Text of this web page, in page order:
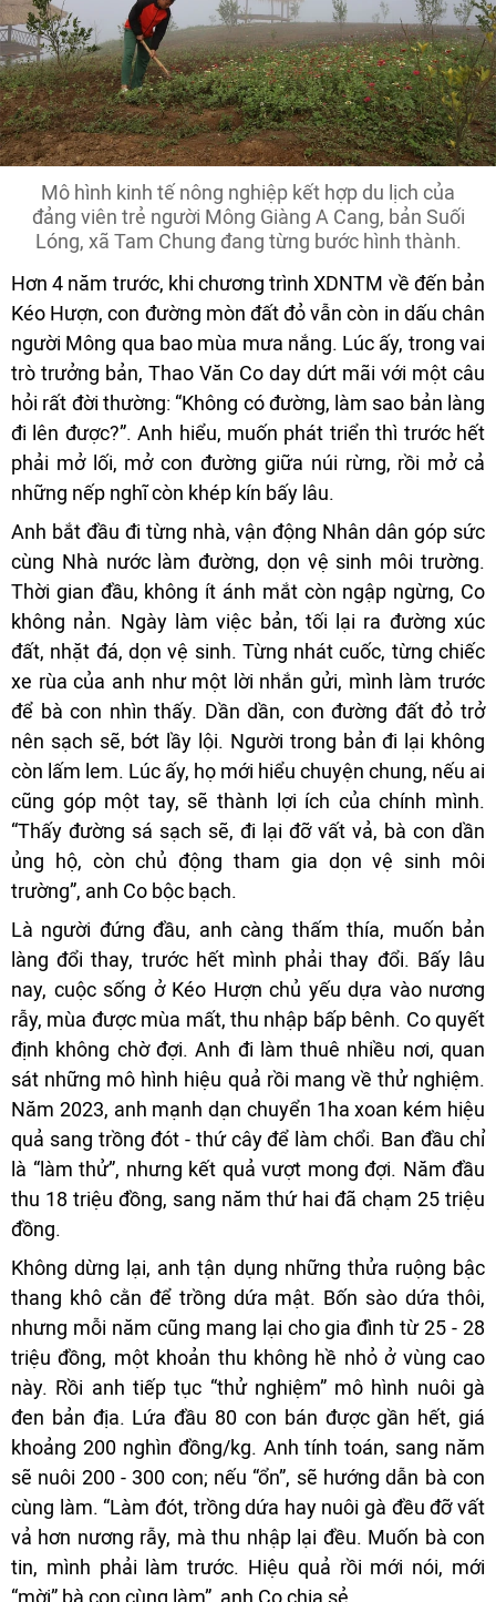
Mô hình kinh tế nông nghiệp kết hợp du lịch của
đảng viên trẻ người Mông Giàng A Cang, bản Suối
Lóng, xã Tam Chung đang từng bước hình thành.
Hơn 4 năm trước, khi chương trình XDNTM về đến bản
Kéo Hượn, con đường mòn đất đỏ vẫn còn in dấu chân
người Mông qua bao mùa mưa nắng. Lúc ấy, trong vai
trò trưởng bản, Thao Văn Co day dứt mãi với một câu
hỏi rất đời thường: “Không có đường, làm sao bản làng
đi lên được?”. Anh hiểu, muốn phát triển thì trước hết
phải mở lối, mở con đường giữa núi rừng, rồi mở cả
những nếp nghĩ còn khép kín bấy lâu.
Anh bắt đầu đi từng nhà, vận động Nhân dân góp sức
cùng Nhà nước làm đường, dọn vệ sinh môi trường.
Thời gian đầu, không ít ánh mắt còn ngập ngừng, Co
không nản. Ngày làm việc bản, tối lại ra đường xúc
đất, nhặt đá, dọn vệ sinh. Từng nhát cuốc, từng chiếc
xe rùa của anh như một lời nhắn gửi, mình làm trước
để bà con nhìn thấy. Dần dần, con đường đất đỏ trở
nên sạch sẽ, bớt lầy lội. Người trong bản đi lại không
còn lấm lem. Lúc ấy, họ mới hiểu chuyện chung, nếu ai
cũng góp một tay, sẽ thành lợi ích của chính mình.
“Thấy đường sá sạch sẽ, đi lại đỡ vất vả, bà con dần
ủng hộ, còn chủ động tham gia dọn vệ sinh môi
trường”, anh Co bộc bạch.
Là người đứng đầu, anh càng thấm thía, muốn bản
làng đổi thay, trước hết mình phải thay đổi. Bấy lâu
nay, cuộc sống ở Kéo Hượn chủ yếu dựa vào nương
rẫy, mùa được mùa mất, thu nhập bấp bênh. Co quyết
định không chờ đợi. Anh đi làm thuê nhiều nơi, quan
sát những mô hình hiệu quả rồi mang về thử nghiệm.
Năm 2023, anh mạnh dạn chuyển 1ha xoan kém hiệu
quả sang trồng đót - thứ cây để làm chổi. Ban đầu chỉ
là “làm thử”, nhưng kết quả vượt mong đợi. Năm đầu
thu 18 triệu đồng, sang năm thứ hai đã chạm 25 triệu
đồng.
Không dừng lại, anh tận dụng những thửa ruộng bậc
thang khô cằn để trồng dứa mật. Bốn sào dứa thôi,
nhưng mỗi năm cũng mang lại cho gia đình từ 25 - 28
triệu đồng, một khoản thu không hề nhỏ ở vùng cao
này. Rồi anh tiếp tục “thử nghiệm” mô hình nuôi gà
đen bản địa. Lứa đầu 80 con bán được gần hết, giá
khoảng 200 nghìn đồng/kg. Anh tính toán, sang năm
sẽ nuôi 200 - 300 con; nếu “ổn”, sẽ hướng dẫn bà con
cùng làm. “Làm đót, trồng dứa hay nuôi gà đều đỡ vất
vả hơn nương rẫy, mà thu nhập lại đều. Muốn bà con
tin, mình phải làm trước. Hiệu quả rồi mới nói, mới
“mời” bà con cùng làm”, anh Co chia sẻ.